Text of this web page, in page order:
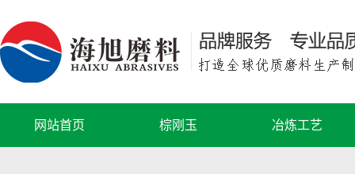
网站首页 棕刚玉 冶炼工艺